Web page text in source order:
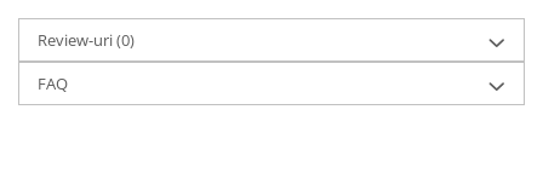
Review-uri(0)
FAQ